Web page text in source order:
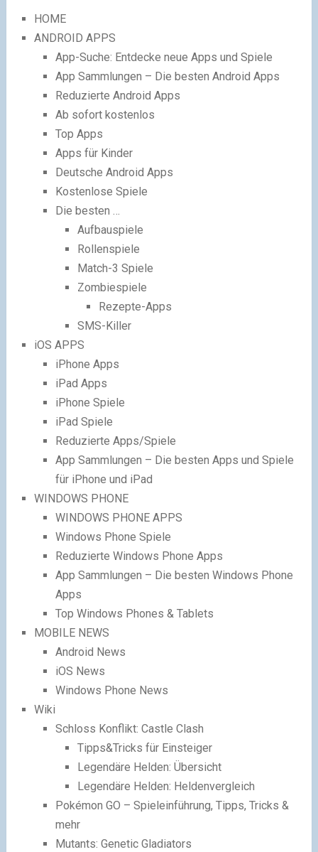
HOME
ANDROID APPS
App-Suche: Entdecke neue Apps und Spiele
App Sammlungen – Die besten Android Apps
Reduzierte Android Apps
Ab sofort kostenlos
Top Apps
Apps für Kinder
Deutsche Android Apps
Kostenlose Spiele
Die besten …
Aufbauspiele
Rollenspiele
Match-3 Spiele
Zombiespiele
Rezepte-Apps
SMS-Killer
iOS APPS
iPhone Apps
iPad Apps
iPhone Spiele
iPad Spiele
Reduzierte Apps/Spiele
App Sammlungen – Die besten Apps und Spiele
für iPhone und iPad
WINDOWS PHONE
WINDOWS PHONE APPS
Windows Phone Spiele
Reduzierte Windows Phone Apps
App Sammlungen – Die besten Windows Phone
Apps
Top Windows Phones & Tablets
MOBILE NEWS
Android News
iOS News
Windows Phone News
Wiki
Schloss Konflikt: Castle Clash
Tipps&Tricks für Einsteiger
Legendäre Helden: Übersicht
Legendäre Helden: Heldenvergleich
Pokémon GO – Spieleinführung, Tipps, Tricks &
mehr
Mutants: Genetic Gladiators